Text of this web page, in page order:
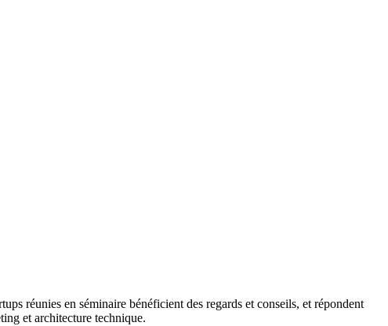
réunies en séminaire bénéficient des regards et conseils, et répondent
et architecture technique.